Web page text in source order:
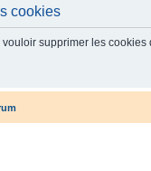
cookies
vouloir supprimer les cookies